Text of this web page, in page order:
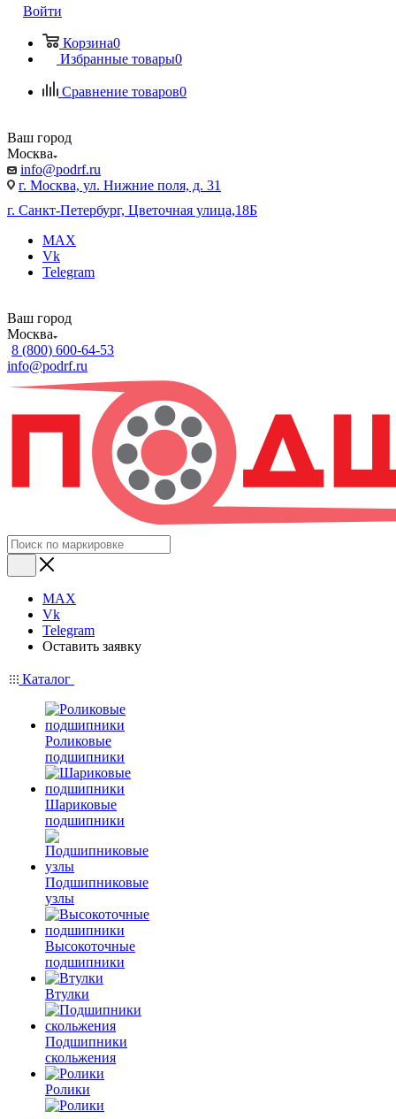
Войти
Корзина0
Избранные товары0
Сравнение товаров0
Ваш город
Москва
info@podrf.ru
г. Москва, ул. Нижние поля, д. 31
г. Санкт-Петербург, Цветочная улица,18Б
MAX
Vk
Telegram
Ваш город
Москва
8 (800) 600-64-53
info@podrf.ru
MAX
Vk
Telegram
Оставить заявку
Каталог
Роликовые
подшипники
Шариковые
подшипники
Подшипниковые
узлы
Высокоточные
подшипники
Втулки
Подшипники
скольжения
Ролики